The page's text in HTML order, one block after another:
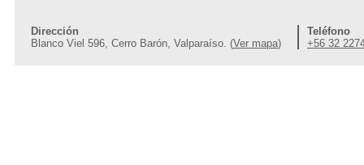
Dirección
Blanco Viel 596, Cerro Barón, Valparaíso. (Ver mapa)
Teléfono
+56 32